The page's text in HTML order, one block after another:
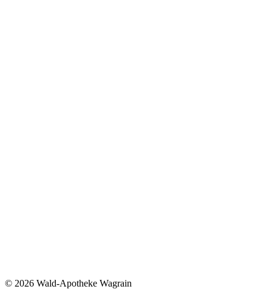
© 2026 Wald-Apotheke Wagrain